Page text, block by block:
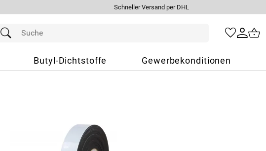
Schneller Versand per DHL
Butyl-Dichtstoffe Gewerbekonditionen